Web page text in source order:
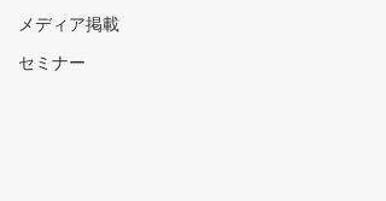
メディア掲載
セミナー